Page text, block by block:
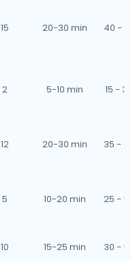
15 20-30 min 40 -
2 5-10 min 15 -
12 20-30 min 35 -
5 10-20 min 25 -
10 15-25 min 30 -